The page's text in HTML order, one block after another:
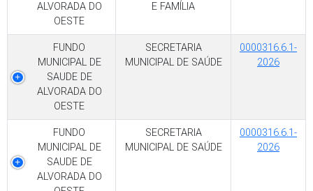
ALVORADA DO
OESTE
E FAMÍLIA
FUNDO
MUNICIPAL DE
SAUDE DE
ALVORADA DO
OESTE
SECRETARIA
MUNICIPAL DE SAÚDE
0000316.6.1-
2026
FUNDO
MUNICIPAL DE
SAUDE DE
ALVORADA DO
SECRETARIA
MUNICIPAL DE SAÚDE
0000316.6.1-
2026